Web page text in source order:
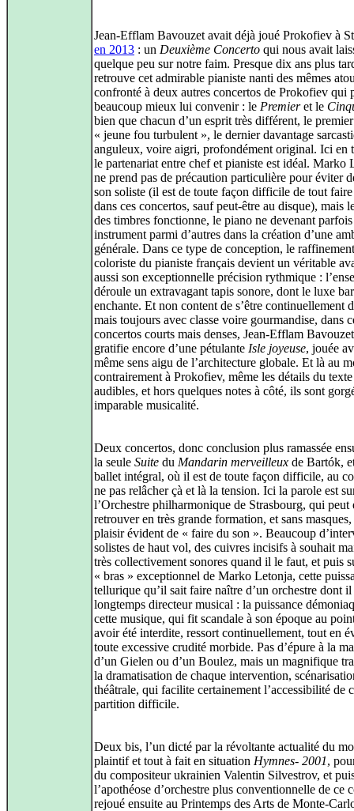
Jean‑Efflam Bavouzet avait déjà joué Prokofiev à
en 2013 : un Deuxième Concerto qui nous avait
quelque peu sur notre faim. Presque dix ans plus
retrouve cet admirable pianiste nanti des mêmes
confronté à deux autres concertos de Prokofiev qui
beaucoup mieux lui convenir : le Premieret le
bien que chacun d’un esprit très différent, le
« jeune fou turbulent », le dernier davantage
anguleux, voire aigri, profondément original. Ici en
le partenariat entre chef et pianiste est idéal. Marko
ne prend pas de précaution particulière pour éviter
son soliste (il est de toute façon difficile de tout faire
dans ces concertos, sauf peut‑être au disque), mais
des timbres fonctionne, le piano ne devenant parfois
instrument parmi d’autres dans la création d’une
générale. Dans ce type de conception, le raffinement
coloriste du pianiste français devient un véritable
aussi son exceptionnelle précision rythmique :
déroule un extravagant tapis sonore, dont le luxe
enchante. Et non content de s’être continuellement
mais toujours avec classe voire gourmandise, dans
concertos courts mais denses, Jean‑Efflam
gratifie encore d’une pétulante Isle joyeuse, jouée
même sens aigu de l’architecture globale. Et là au
contrairement à Prokofiev, même les détails du
audibles, et hors quelques notes à côté, ils sont
imparable musicalité.
Deux concertos, donc conclusion plus ramassée
la seule Suite du Mandarin merveilleux de Bartók,
ballet intégral, où il est de toute façon difficile, au
ne pas relâcher çà et là la tension. Ici la parole est
l’Orchestre philharmonique de Strasbourg, qui peut
retrouver en très grande formation, et sans
plaisir évident de « faire du son ». Beaucoup
solistes de haut vol, des cuivres incisifs à souhait
très collectivement sonores quand il le faut, et puis
« bras » exceptionnel de Marko Letonja, cette
tellurique qu’il sait faire naître d’un orchestre dont il
longtemps directeur musical : la puissance
cette musique, qui fit scandale à son époque au
avoir été interdite, ressort continuellement, tout en
toute excessive crudité morbide. Pas d’épure à la
d’un Gielen ou d’un Boulez, mais un magnifique
la dramatisation de chaque intervention,
théâtrale, qui facilite certainement l’accessibilité de
partition difficile.
Deux bis, l’un dicté par la révoltante actualité du
plaintif et tout à fait en situation Hymnes‑ 2001,
du compositeur ukrainien Valentin Silvestrov, et
l’apothéose d’orchestre plus conventionnelle de ce
rejoué ensuite au Printemps des Arts de